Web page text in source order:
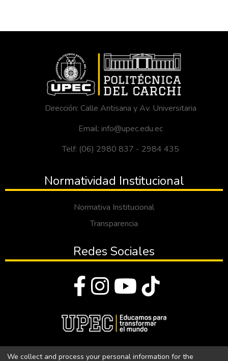
Dirección: Calle Antisana y Av. Universitaria
Email: info@upec.edu.ec
Telf: (06) 2980 837 - 2984 435
Normatividad Institucional
Normativa Institucional
Transparencia
Redes Sociales
We collect and process your personal information for the